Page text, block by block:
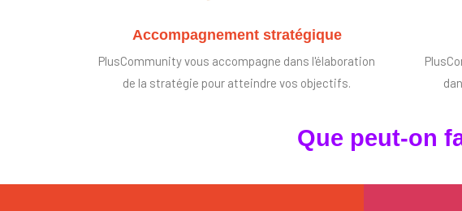
Accompagnement stratégique
PlusCommunity vous accompagne dans l'élaboration
de la stratégie pour atteindre vos objectifs.
Que peut-on